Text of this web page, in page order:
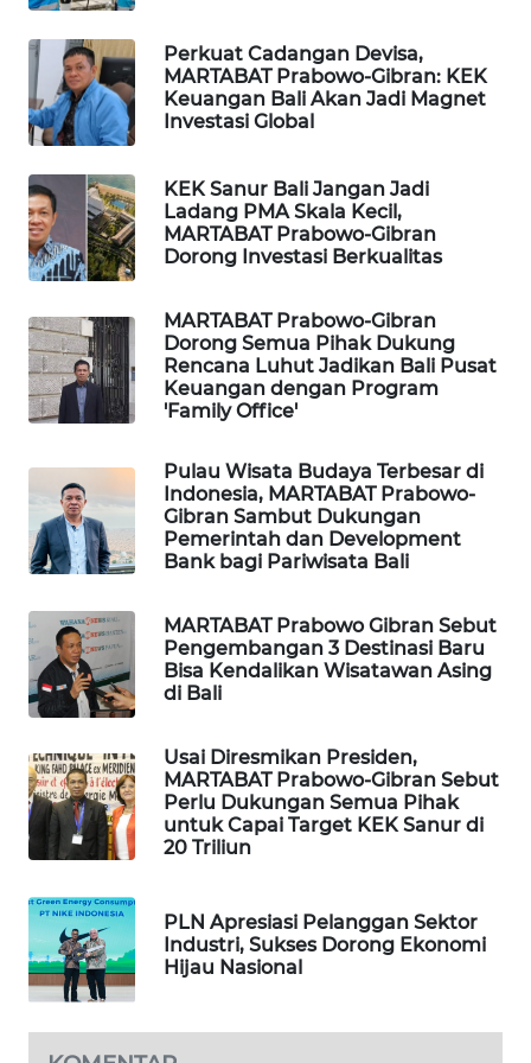
Perkuat Cadangan Devisa,
MARTABAT Prabowo-Gibran: KEK
Keuangan Bali Akan Jadi Magnet
Investasi Global
KEK Sanur Bali Jangan Jadi
Ladang PMA Skala Kecil,
MARTABAT Prabowo-Gibran
Dorong Investasi Berkualitas
MARTABAT Prabowo-Gibran
Dorong Semua Pihak Dukung
Rencana Luhut Jadikan Bali Pusat
Keuangan dengan Program
'Family Office'
Pulau Wisata Budaya Terbesar di
Indonesia, MARTABAT Prabowo-
Gibran Sambut Dukungan
Pemerintah dan Development
Bank bagi Pariwisata Bali
MARTABAT Prabowo Gibran Sebut
Pengembangan 3 Destinasi Baru
Bisa Kendalikan Wisatawan Asing
di Bali
Usai Diresmikan Presiden,
MARTABAT Prabowo-Gibran Sebut
Perlu Dukungan Semua Pihak
untuk Capai Target KEK Sanur di
20 Triliun
PLN Apresiasi Pelanggan Sektor
Industri, Sukses Dorong Ekonomi
Hijau Nasional
PORTAL
KONSUMEN
FORWAMKI
ALPERKLINAS
FORJASIDA
TAMBANG
NEWS
SITUNGIR
SIDIKALANG
NEWS
NEWS
METRO
SIANTAR
METRO
MEDAN
NEWS
METRO
JAKARTA
NEWS